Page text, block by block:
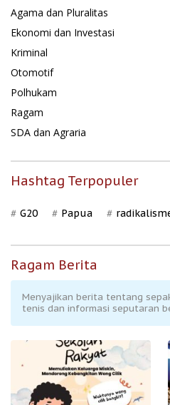
Agama dan Pluralitas
Ekonomi dan Investasi
Kriminal
Otomotif
Polhukam
Ragam
SDA dan Agraria
Hashtag Terpopuler
G20 Papua
Ragam Berita
Menyajikan berita tentang
tenis dan informasi seputaran